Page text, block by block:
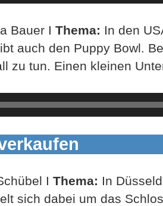
Bauer I Thema: In den
auch den Puppy Bowl.
zu tun. Einen kleinen
I Thema: In
sich dabei um das